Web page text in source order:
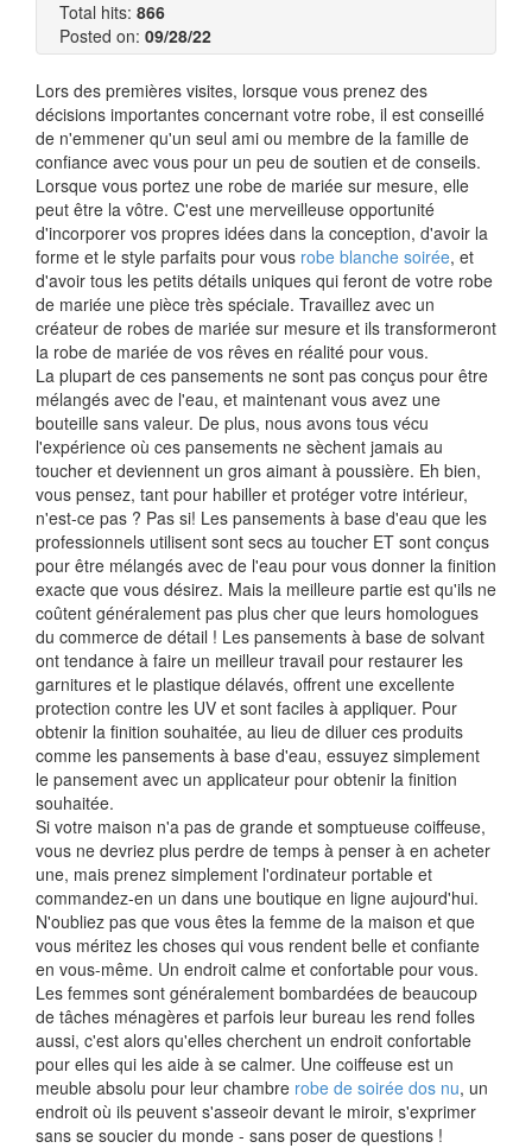
Total hits: 866
Posted on: 09/28/22
Lors des premières visites, lorsque vous prenez des
décisions importantes concernant votre robe, il est conseillé
de n'emmener qu'un seul ami ou membre de la famille de
confiance avec vous pour un peu de soutien et de conseils.
Lorsque vous portez une robe de mariée sur mesure, elle
peut être la vôtre. C'est une merveilleuse opportunité
d'incorporer vos propres idées dans la conception, d'avoir la
forme et le style parfaits pour vous robe blanche soirée, et
d'avoir tous les petits détails uniques qui feront de votre robe
de mariée une pièce très spéciale. Travaillez avec un
créateur de robes de mariée sur mesure et ils transformeront
la robe de mariée de vos rêves en réalité pour vous.
La plupart de ces pansements ne sont pas conçus pour être
mélangés avec de l'eau, et maintenant vous avez une
bouteille sans valeur. De plus, nous avons tous vécu
l'expérience où ces pansements ne sèchent jamais au
toucher et deviennent un gros aimant à poussière. Eh bien,
vous pensez, tant pour habiller et protéger votre intérieur,
n'est-ce pas ? Pas si! Les pansements à base d'eau que les
professionnels utilisent sont secs au toucher ET sont conçus
pour être mélangés avec de l'eau pour vous donner la finition
exacte que vous désirez. Mais la meilleure partie est qu'ils ne
coûtent généralement pas plus cher que leurs homologues
du commerce de détail ! Les pansements à base de solvant
ont tendance à faire un meilleur travail pour restaurer les
garnitures et le plastique délavés, offrent une excellente
protection contre les UV et sont faciles à appliquer. Pour
obtenir la finition souhaitée, au lieu de diluer ces produits
comme les pansements à base d'eau, essuyez simplement
le pansement avec un applicateur pour obtenir la finition
souhaitée.
Si votre maison n'a pas de grande et somptueuse coiffeuse,
vous ne devriez plus perdre de temps à penser à en acheter
une, mais prenez simplement l'ordinateur portable et
commandez-en un dans une boutique en ligne aujourd'hui.
N'oubliez pas que vous êtes la femme de la maison et que
vous méritez les choses qui vous rendent belle et confiante
en vous-même. Un endroit calme et confortable pour vous.
Les femmes sont généralement bombardées de beaucoup
de tâches ménagères et parfois leur bureau les rend folles
aussi, c'est alors qu'elles cherchent un endroit confortable
pour elles qui les aide à se calmer. Une coiffeuse est un
meuble absolu pour leur chambre robe de soirée dos nu, un
endroit où ils peuvent s'asseoir devant le miroir, s'exprimer
sans se soucier du monde - sans poser de questions !